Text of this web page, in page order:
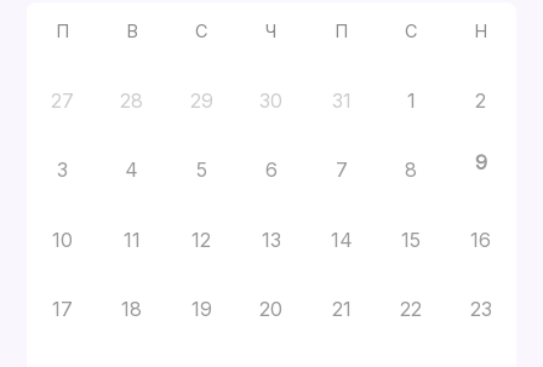
П В С Ч П С Н
27 28 29 30 31 1 2
3 4 5 6 7 8 9
10 11 12 13 14 15 16
17 18 19 20 21 22 23